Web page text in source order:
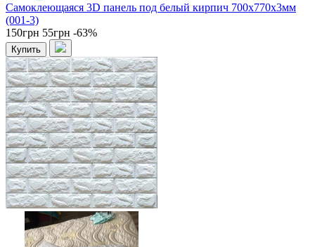
Самоклеющаяся 3D панель под белый кирпич 700x770x3мм
(001-3)
150грн 55грн -63%
Купить